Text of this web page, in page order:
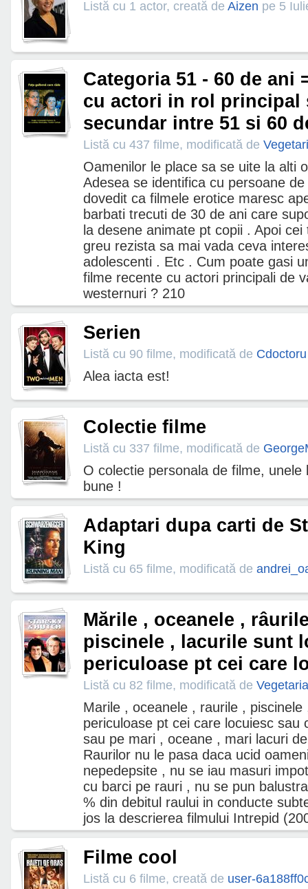
Listă cu 1 actor, creată de Aizen pe 5
Categoria 51 - 60 de ani
cu actori in rol principal
secundar intre 51 si 60
Listă cu 437 filme, modificată de
Oamenilor le place sa se uite la alti
Adesea se identifica cu persoane
dovedit ca filmele erotice maresc
barbati trecuti de 30 de ani care
la desene animate pt copii . Apoi
greu rezista sa mai vada ceva
adolescenti . Etc . Cum poate gasi
filme recente cu actori principali de
westernuri ? 210
Serien
Listă cu 90 filme, modificată de Cdoctoru
Alea iacta est!
Colectie filme
Listă cu 337 filme, modificată de
O colectie personala de filme,
bune !
Adaptari dupa carti de
King
Listă cu 65 filme, modificată de
Mările , oceanele ,
piscinele , lacurile sunt
periculoase pt cei care
Listă cu 82 filme, modificată de
Marile , oceanele , raurile ,
periculoase pt cei care locuiesc sau
sau pe mari , oceane , mari lacuri
Raurilor nu le pasa daca ucid
nepedepsite , nu se iau masuri
cu barci pe rauri , nu se pun
% din debitul raului in conducte
jos la descrierea filmului Intrepid
Filme cool
Listă cu 6 filme, creată de user-